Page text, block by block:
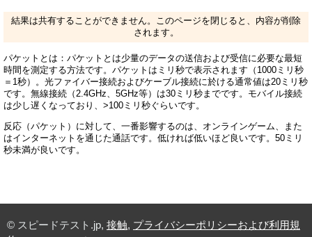
結果は共有することができません。このページを閉じると、内容が削除
されます。
パケットとは：パケットとは少量のデータの送信および受信に必要な最短
時間を測定する方法です。パケットはミリ秒で表示されます（1000ミリ秒
＝1秒）。光ファイバー接続およびケーブル接続に於ける通常値は20ミリ秒
です。無線接続（2.4GHz、5GHz等）は30ミリ秒までです。モバイル接続
は少し遅くなっており、>100ミリ秒ぐらいです。
反応（パケット）に対して、一番影響するのは、オンラインゲーム、また
はインターネットを通じた通話です。低ければ低いほど良いです。50ミリ
秒未満が良いです。
© スピードテスト.jp, 接触, プライバシーポリシーおよび利用規